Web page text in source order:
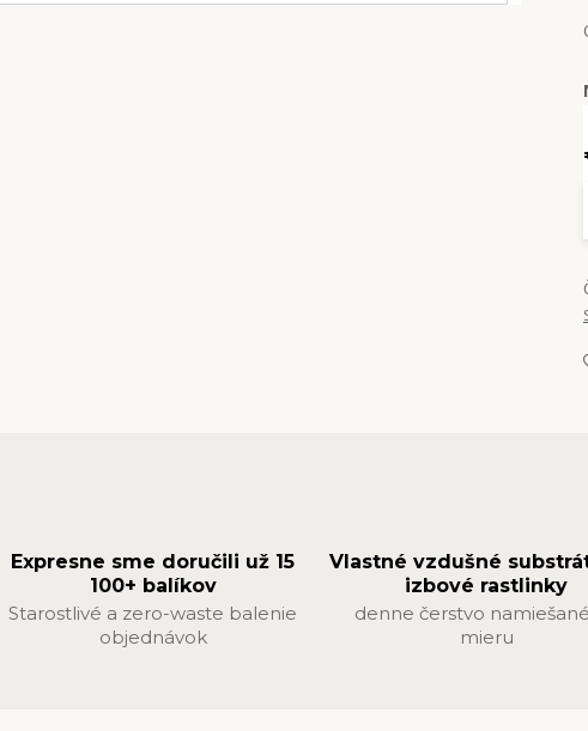
Expresne sme doručili už 15
100+ balíkov
Starostlivé a zero-waste balenie
objednávok
Vlastné vzdušné
izbové rastlinky
denne čerstvo
mieru